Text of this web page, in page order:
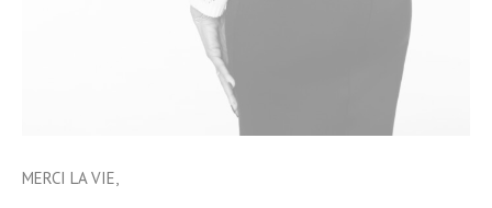
MERCI LA VIE,